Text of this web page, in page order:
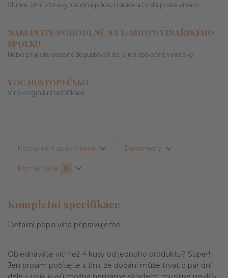
Slunce Jižní Moravy, úrodná půda, tradice a tvrdá práce vinařů
NAKUPUJTE POHODLNĚ NA E-SHOPU VINAŘSKÉHO
SPOLKU
Nebo přijeďte osobně degustovat do jejich společné vinotéky
VOC HUSTOPEČSKO
Víno originální certifikace
Kompletní specifikace Parametry
Komentáře 0
Kompletní specifikace
Detailní popis vína připravujeme.
Objednáváte víc než 4 kusy od jednoho produktu? Super!
Jen prosím počítejte s tím, že dodání může trvat o pár dní